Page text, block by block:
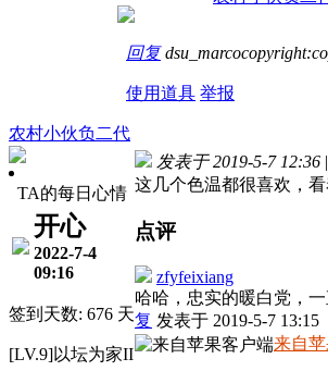
回复
使用道具 举报
农村小伙负二代
TA的每日心情
开心
2022-7-4
09:16
签到天数: 676 天
[LV.9]以坛为家II
发表于 2019-5-7 12:36 |
这几个色温都很喜欢，
点评
zfyfeixiang
哈哈，忠实的暖白党，
复 发表于 2019-5-7 13:15
来自